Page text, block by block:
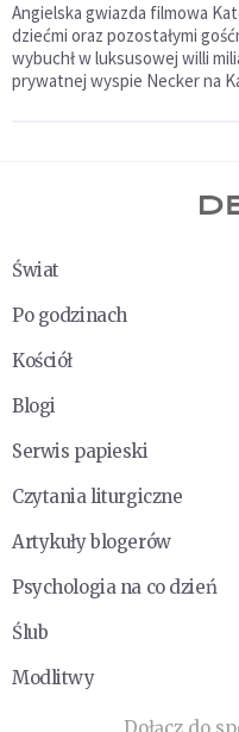
Angielska gwiazda filmowa
dziećmi oraz pozostałymi
wybuchł w luksusowej willi
prywatnej wyspie Necker na
Świat
Po godzinach
Kościół
Blogi
Serwis papieski
Czytania liturgiczne
Artykuły blogerów
Psychologia na co dzień
Ślub
Modlitwy